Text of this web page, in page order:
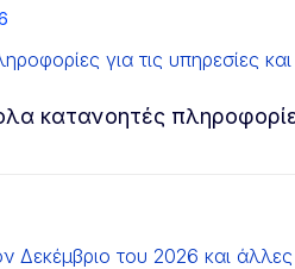
για τις υπηρεσίες και
κατανοητές
Δεκέμβριο του 2026 και